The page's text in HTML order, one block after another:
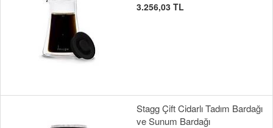
3.256,03 TL
Stagg Çift Cidarlı Tadım Bardağı
ve Sunum Bardağı